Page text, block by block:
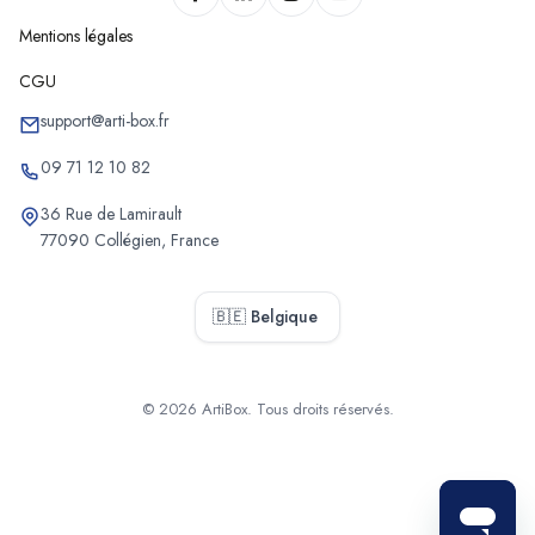
Chantiers de couverture d'Hoboken
Chantiers de couverture de Schoten
Chantiers de couverture de Puurs-Sint-Amands
Chantiers de couverture de Sint-Katelijne-Waver
Chantiers de couverture de Bonheiden
Chantiers de couverture de Willebroek
Chantiers de couverture de Bornem
Chantiers de couverture de Poppel
Mentions légales
CGU
support@arti-box.fr
09 71 12 10 82
36 Rue de Lamirault
77090 Collégien, France
🇧🇪 Belgique
© 2026 ArtiBox. Tous droits réservés.